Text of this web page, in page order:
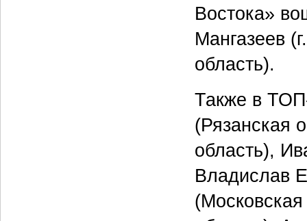
Востока»
Мангазеев
область).
Также в
(Рязанская
область),
Владислав